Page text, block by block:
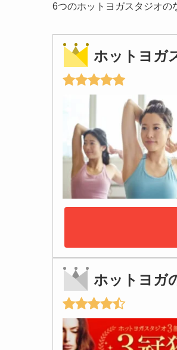
6つのホットヨガスタジオの
ホットヨガ
ホットヨガ